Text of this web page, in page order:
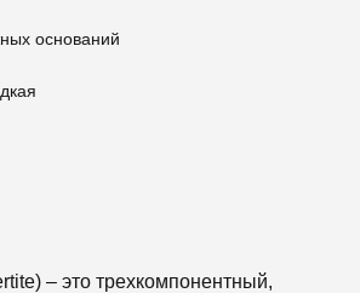
оснований
– это трехкомпонентный,